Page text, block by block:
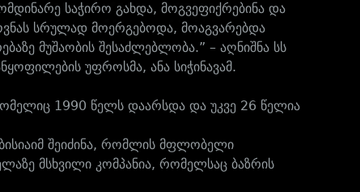
საჭირო გახდა, მოგვეფიქრებინა და
სრულად მოერგებოდა, მოაგვარებდა
მუშაობის შესაძლებლობა.” – აღნიშნა სს
უფროსმა, ანა სიჭინავამ.
1990 წელს დაარსდა და უკვე 26 წელია
შეიძინა, რომლის მფლობელი
მსხვილი კომპანია, რომელსაც ბაზრის